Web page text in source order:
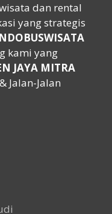
dan rental
yang strategis
kami yang
JAYA MITRA
Jalan-Jalan